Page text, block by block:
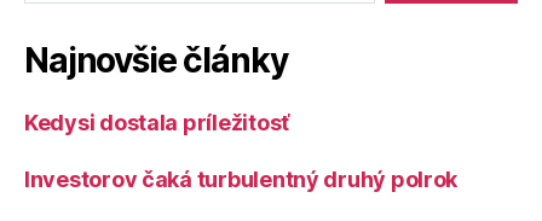
Najnovšie články
Kedysi dostala príležitosť
Investorov čaká turbulentný druhý polrok